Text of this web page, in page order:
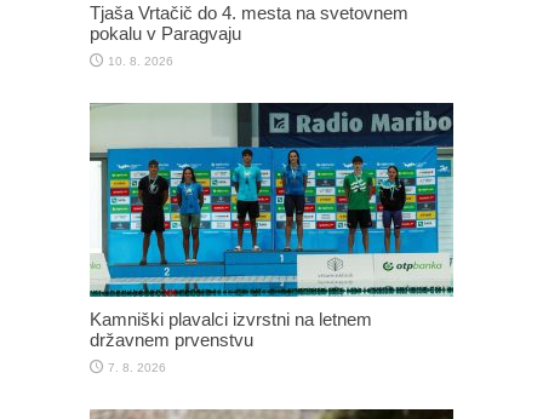
Tjaša Vrtačič do 4. mesta na svetovnem
pokalu v Paragvaju
10. 8. 2026
Kamniški plavalci izvrstni na letnem
državnem prvenstvu
7. 8. 2026